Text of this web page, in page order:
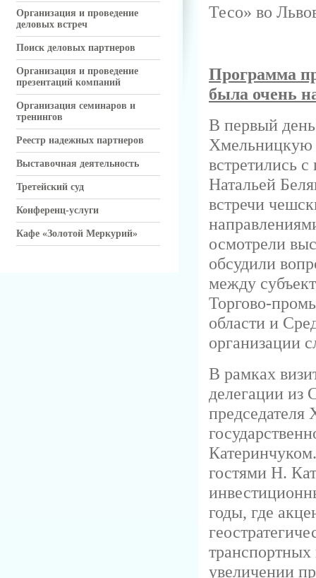
Тесо» во
Программа
была очень
В первый
Хмельницкую
встретились
Натальей
встречи
осмотрели
обсудили
между
Торгово-
области и
организации
В рамках
делегации из
председателя
гостями Н.
годы, где
увеличении
Организация и проведение
деловых встреч
Поиск деловых партнеров
Организация и проведение
презентаций компаний
Организация семинаров и
тренингов
Реестр надежных партнеров
Выставочная деятельность
Третейский суд
Конференц-услуги
Кафе «Золотой Меркурий»